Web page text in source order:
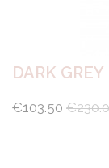
DARK GREY
€103.50